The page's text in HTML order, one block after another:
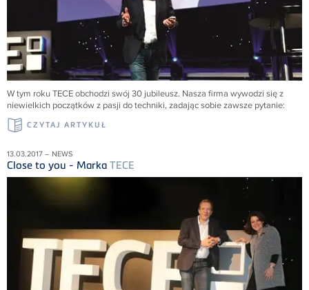
W tym roku TECE obchodzi swój 30 jubileusz. Nasza firma wywodzi się z
niewielkich początków z pasji do techniki, zadając sobie zawsze pytanie:
CZYTAJ ARTYKUŁ
13.03.2017 – NEWS
Close to you - Marka TECE